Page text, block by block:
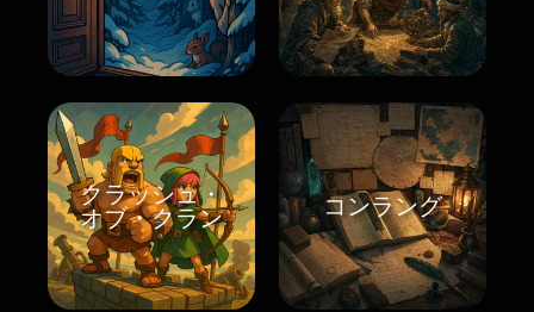
クラッシュ・
オブ・クラン
コンラング